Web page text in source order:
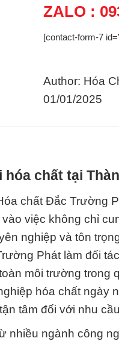
ZALO :
[contact-form-7
Author: Hóa
01/01/2025
chất tại
chất Đắc Trường
việc không chỉ
nghiệp và tôn
Phát làm đối
môi trường trong
hóa chất ngày
tâm đối với nhu
nhiều ngành công